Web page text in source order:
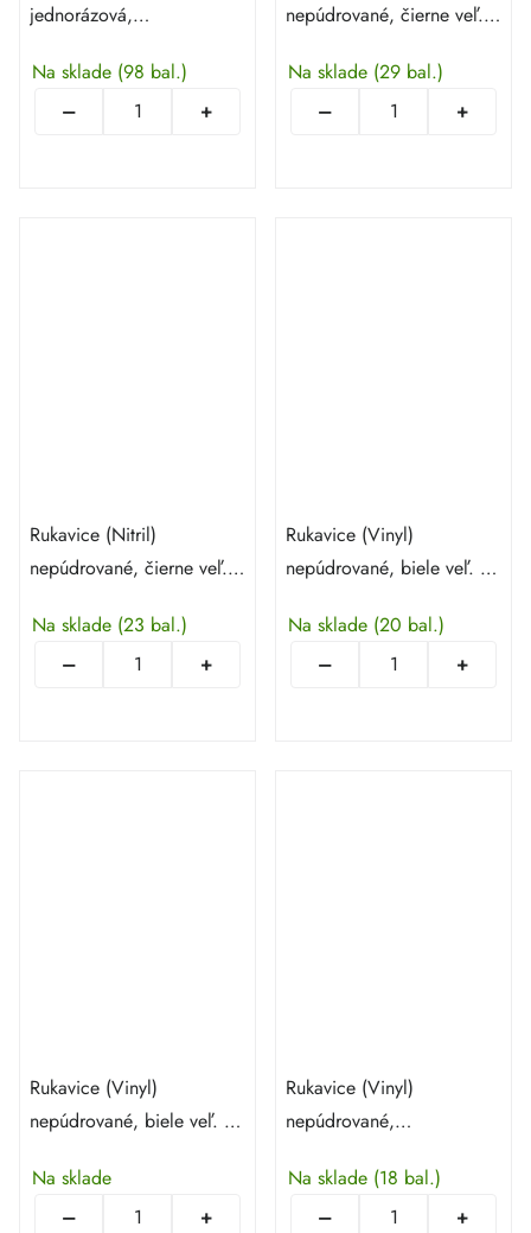
jednorázová,
ks
Na sklade (98 bal.)
nepúdrované, čierne veľ. L
Na sklade (29 bal.)
Rukavice (Nitril)
nepúdrované, čierne veľ. S
Na sklade (23 bal.)
Rukavice (Vinyl)
nepúdrované, biele veľ. M
Na sklade (20 bal.)
Rukavice (Vinyl)
nepúdrované, biele veľ. XL
Na sklade
Rukavice (Vinyl)
nepúdrované,
ks
Na sklade (18 bal.)